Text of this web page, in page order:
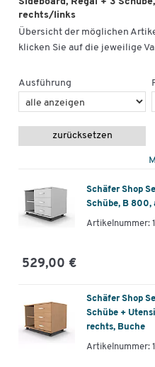
rechts/links
Übersicht der möglichen
klicken Sie auf die jeweilige
Ausführung
zurücksetzen
Schäfer Shop
Schübe, B
Artikelnummer:
529,00 €
Schäfer Shop
Schübe +
rechts, Buche
Artikelnummer: